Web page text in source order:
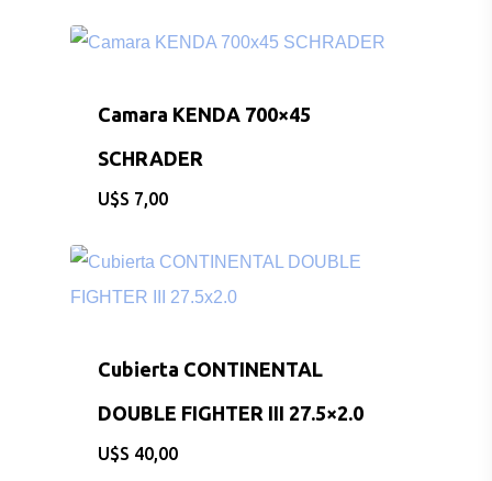
Camara KENDA 700×45
SCHRADER
$ 7,00
Cubierta CONTINENTAL
DOUBLE FIGHTER III 27.5×2.0
$ 40,00